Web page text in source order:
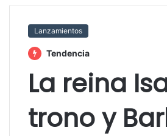
Lanzamientos
Tendencia
La reina
trono y